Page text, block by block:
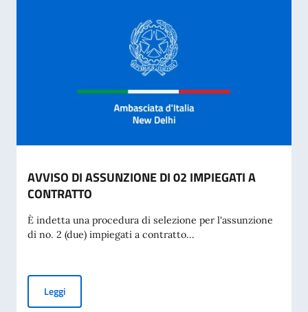
AVVISO DI ASSUNZIONE DI 02 IMPIEGATI A
CONTRATTO
È indetta una procedura di selezione per l'assunzione
di no. 2 (due) impiegati a contratto...
LeggiAVVISO DI ASSUNZIONE DI 02 IMPIEGATI A CONTRATTO